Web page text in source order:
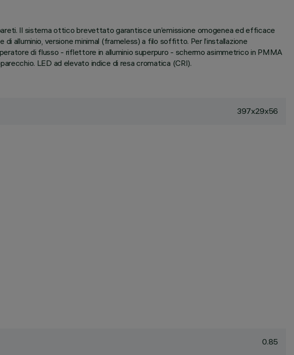
Il sistema ottico brevettato garantisce un’emissione omogenea ed efficace
alluminio, versione minimal (frameless) a filo soffitto. Per l’installazione
di flusso - riflettore in alluminio superpuro - schermo asimmetrico in PMMA
LED ad elevato indice di resa cromatica (CRI).
397x29x56
0.85